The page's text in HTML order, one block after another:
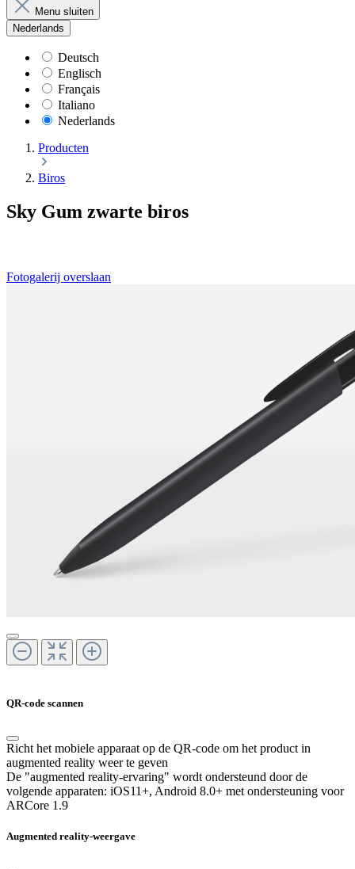
Menu sluiten
Nederlands
Deutsch
Englisch
Français
Italiano
Nederlands
Producten
Biros
Sky Gum zwarte biros
Fotogalerij overslaan
QR-code scannen
Richt het mobiele apparaat op de QR-code om het product in
augmented reality weer te geven
De "augmented reality-ervaring" wordt ondersteund door de
volgende apparaten: iOS11+, Android 8.0+ met ondersteuning voor
ARCore 1.9
Augmented reality-weergave